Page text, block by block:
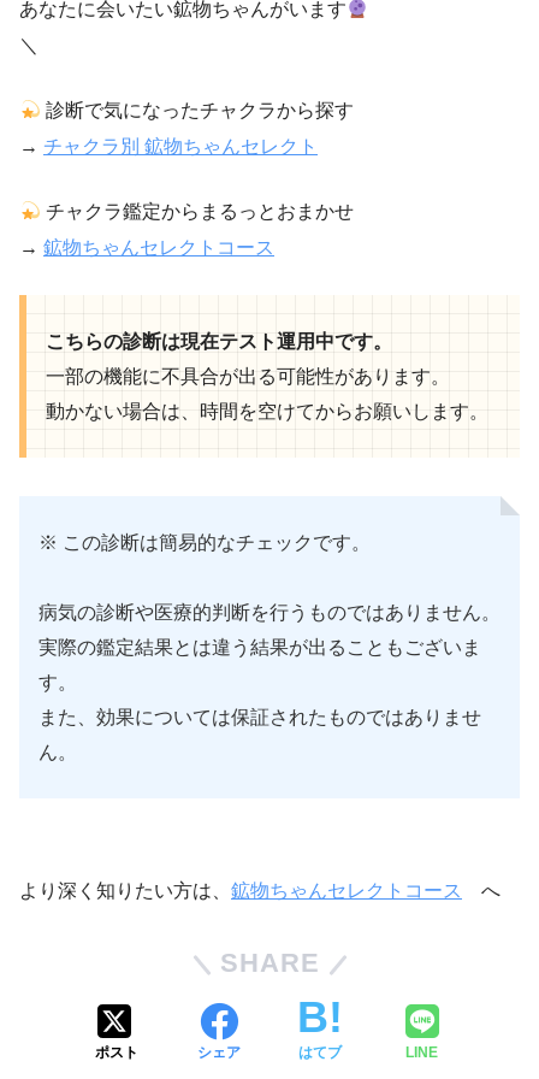
あなたに会いたい鉱物ちゃんがいます
＼
診断で気になったチャクラから探す
→ チャクラ別 鉱物ちゃんセレクト
チャクラ鑑定からまるっとおまかせ
→ 鉱物ちゃんセレクトコース
こちらの診断は現在テスト運用中です。
一部の機能に不具合が出る可能性があります。
動かない場合は、時間を空けてからお願いします。
※ この診断は簡易的なチェックです。
病気の診断や医療的判断を行うものではありません。
実際の鑑定結果とは違う結果が出ることもございま
す。
また、効果については保証されたものではありませ
ん。
より深く知りたい方は、 鉱物ちゃんセレクトコース へ
SHARE
ポスト シェア はてブ LINE